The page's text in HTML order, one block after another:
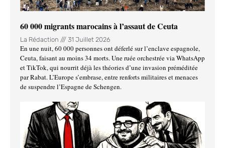
60 000 migrants marocains à l’assaut de Ceuta
La Rédaction 31 Juillet 2026
En une nuit, 60 000 personnes ont déferlé sur l’enclave espagnole,
Ceuta, faisant au moins 34 morts. Une ruée orchestrée via WhatsApp
et TikTok, qui nourrit déjà les théories d’une invasion préméditée
par Rabat. L’Europe s’embrase, entre renforts militaires et menaces
de suspendre l’Espagne de Schengen.